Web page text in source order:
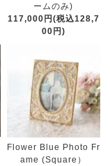
ームのみ)
117,000円(税込128,7
00円)
Flower Blue Photo Fr
ame (Square）